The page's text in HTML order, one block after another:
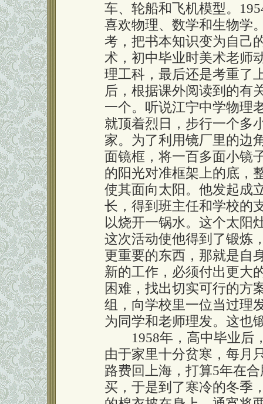
车、轮船和飞机模型。
喜欢物理、数学和生物学
考，把书本知识变为自己
术，初中毕业时美术老师
理工科，最后还是考重了
后，根据课外阅读到的有
一个。听说江宁中学物理
就顶着烈日，步行一个多
家。为了利用镜厂里的边
面镜框，将一百多面小镜
的阳光对准框架上的底，
使其面向太阳。他发起成
长，得到班主任和学校的
以烧开一锅水。这个太阳
这次活动使他得到了锻炼
更重要的东西，那就是自
新的工作，必须付出更大
困难，找出切实可行的方
组，向学校里一位当过理
为同学和老师理发。这也
1958年，高中毕业后
由于家里十分贫寒，每月
路费回上海，打算5年在
买，于是到了寒冷的冬季